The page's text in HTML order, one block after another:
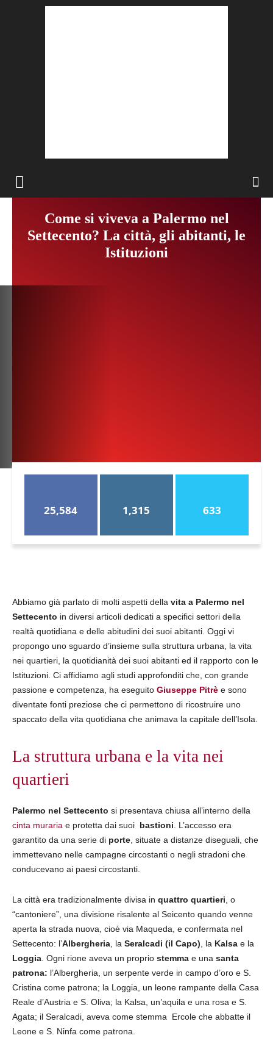
Come si viveva a Palermo nel
Settecento? La città, gli abitanti, le
Istituzioni
25,584 1,315 633
Abbiamo già parlato di molti aspetti della vita a Palermo nel
Settecento in diversi articoli dedicati a specifici settori della
realtà quotidiana e delle abitudini dei suoi abitanti. Oggi vi
propongo uno sguardo d’insieme sulla struttura urbana, la vita
nei quartieri, la quotidianità dei suoi abitanti ed il rapporto con le
Istituzioni. Ci affidiamo agli studi approfonditi che, con grande
passione e competenza, ha eseguito Giuseppe Pitrè e sono
diventate fonti preziose che ci permettono di ricostruire uno
spaccato della vita quotidiana che animava la capitale dell’Isola.
La struttura urbana e la vita nei
quartieri
Palermo nel Settecento si presentava chiusa all’interno della
cinta muraria e protetta dai suoi bastioni . L’accesso era
garantito da una serie di porte , situate a distanze diseguali, che
immettevano nelle campagne circostanti o negli stradoni che
conducevano ai paesi circostanti.
La città era tradizionalmente divisa in quattro quartieri , o
“cantoniere”, una divisione risalente al Seicento quando venne
aperta la strada nuova, cioè via Maqueda, e confermata nel
Settecento: l’Albergheria , la Seralcadi (il Capo) , la Kalsa e la
Loggia . Ogni rione aveva un proprio stemma e una santa
patrona: l’Albergheria, un serpente verde in campo d’oro e S.
Cristina come patrona; la Loggia, un leone rampante della Casa
Reale d’Austria e S. Oliva; la Kalsa, un’aquila e una rosa e S.
Agata; il Seralcadi, aveva come stemma Ercole che abbatte il
Leone e S. Ninfa come patrona.